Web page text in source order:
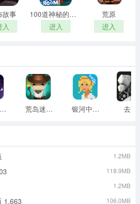
故事
入
100道神秘的门游戏
进入
荒原
进入
事务所 荒岛迷宫游戏 银河中的挤奶工游戏 去旅
1.2MB
118.9MB
1.2MB
1.663 106.0MB